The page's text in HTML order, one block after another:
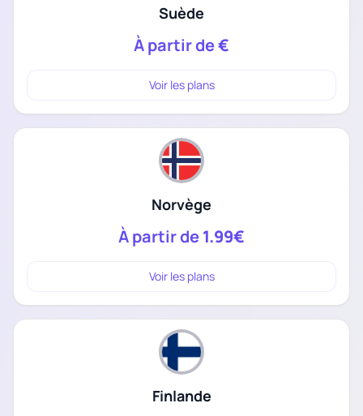
Suède
À partir de€
Voir les plans
Norvège
À partir de1.99€
Voir les plans
Finlande